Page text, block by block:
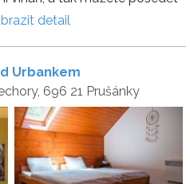
detail
Urbankem
696 21 Prušánky